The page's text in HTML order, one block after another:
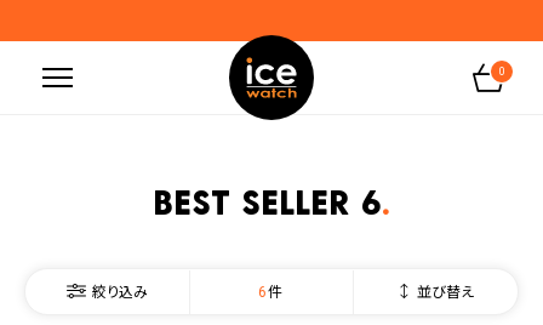
地震の影響によるお届けに関するお知らせ
無料ギフトラッピングサービス受付中
0
BEST SELLER 6
並び替え
6
絞り込み